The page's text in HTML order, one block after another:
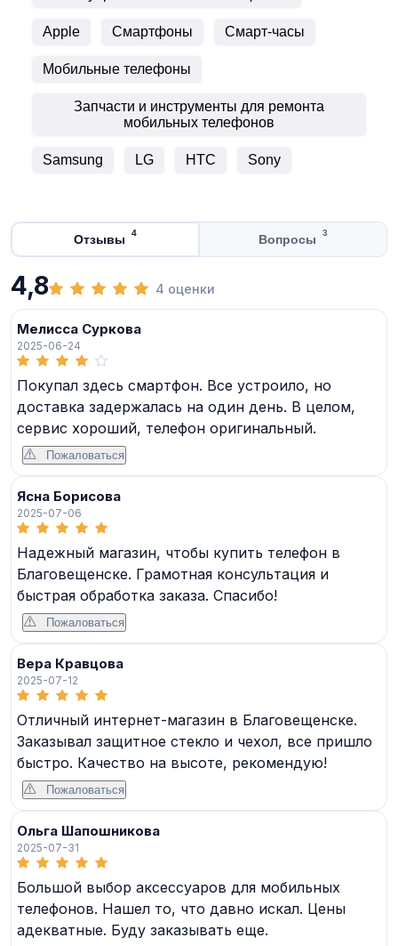
Apple Смартфоны Смарт-часы
Мобильные телефоны
Запчасти и инструменты для ремонта
мобильных телефонов
Samsung LG HTC Sony
Отзывы 4 Вопросы 3
4,8 4 оценки
Мелисса Суркова
2025-06-24
Покупал здесь смартфон. Все устроило, но
доставка задержалась на один день. В целом,
сервис хороший, телефон оригинальный.
Пожаловаться
Ясна Борисова
2025-07-06
Надежный магазин, чтобы купить телефон в
Благовещенске. Грамотная консультация и
быстрая обработка заказа. Спасибо!
Пожаловаться
Вера Кравцова
2025-07-12
Отличный интернет-магазин в Благовещенске.
Заказывал защитное стекло и чехол, все пришло
быстро. Качество на высоте, рекомендую!
Пожаловаться
Ольга Шапошникова
2025-07-31
Большой выбор аксессуаров для мобильных
телефонов. Нашел то, что давно искал. Цены
адекватные. Буду заказывать еще.